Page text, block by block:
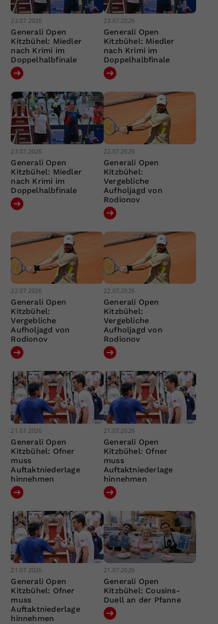
23.07.2026
Generali Open
Kitzbühel: Miedler
nach Krimi im
Doppelhalbfinale
23.07.2026
Generali Open
Kitzbühel: Miedler
nach Krimi im
Doppelhalbfinale
23.07.2026
Generali Open
Kitzbühel: Miedler
nach Krimi im
Doppelhalbfinale
22.07.2026
Generali Open
Kitzbühel:
Vergebliche
Aufholjagd von
Rodionov
22.07.2026
Generali Open
Kitzbühel:
Vergebliche
Aufholjagd von
Rodionov
22.07.2026
Generali Open
Kitzbühel:
Vergebliche
Aufholjagd von
Rodionov
21.07.2026
Generali Open
Kitzbühel: Ofner
muss
Auftaktniederlage
hinnehmen
21.07.2026
Generali Open
Kitzbühel: Ofner
muss
Auftaktniederlage
hinnehmen
21.07.2026
Generali Open
Kitzbühel: Ofner
muss
Auftaktniederlage
hinnehmen
21.07.2026
Generali Open
Kitzbühel: Cousins-
Duell an der Pfanne